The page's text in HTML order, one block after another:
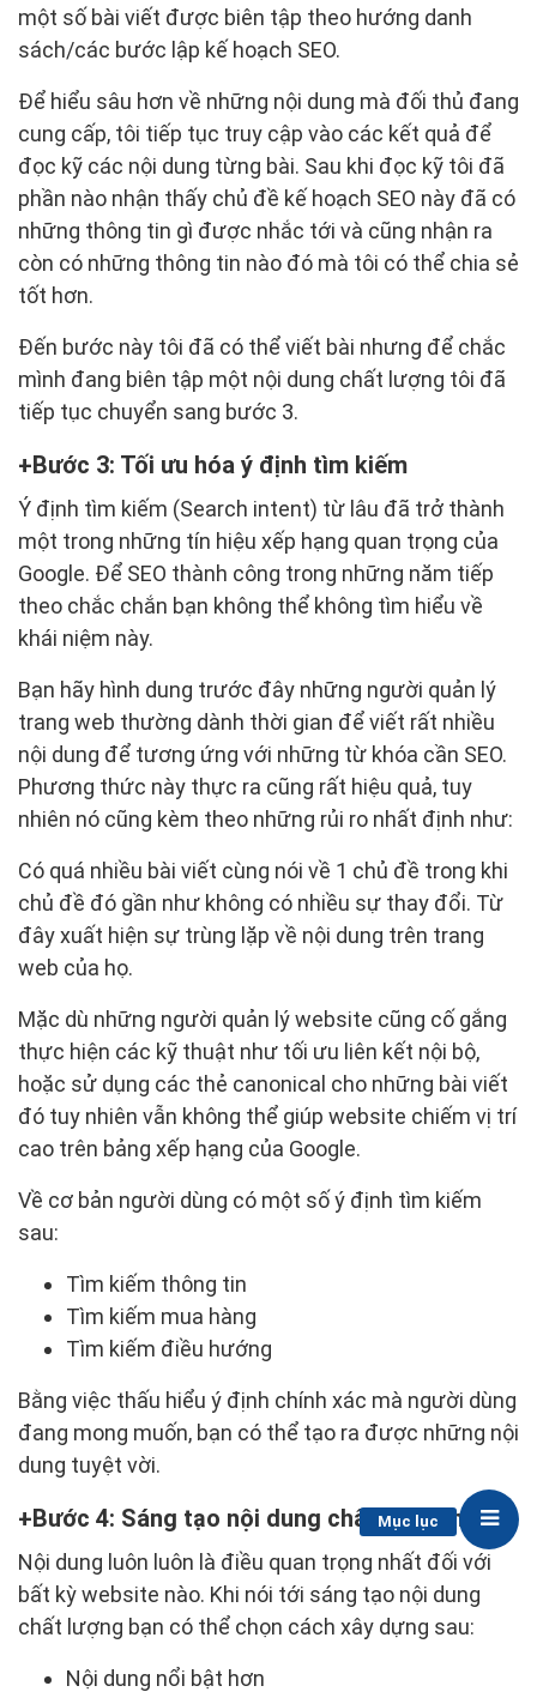
Mục lục
một số bài viết được biên tập theo hướng danh
sách/các bước lập kế hoạch SEO.
Để hiểu sâu hơn về những nội dung mà đối thủ đang
cung cấp, tôi tiếp tục truy cập vào các kết quả để
đọc kỹ các nội dung từng bài. Sau khi đọc kỹ tôi đã
phần nào nhận thấy chủ đề kế hoạch SEO này đã có
những thông tin gì được nhắc tới và cũng nhận ra
còn có những thông tin nào đó mà tôi có thể chia sẻ
tốt hơn.
Đến bước này tôi đã có thể viết bài nhưng để chắc
mình đang biên tập một nội dung chất lượng tôi đã
tiếp tục chuyển sang bước 3.
Bước 3: Tối ưu hóa ý định tìm kiếm
Ý định tìm kiếm (Search intent) từ lâu đã trở thành
một trong những tín hiệu xếp hạng quan trọng của
Google. Để SEO thành công trong những năm tiếp
theo chắc chắn bạn không thể không tìm hiểu về
khái niệm này.
Bạn hãy hình dung trước đây những người quản lý
trang web thường dành thời gian để viết rất nhiều
nội dung để tương ứng với những từ khóa cần SEO.
Phương thức này thực ra cũng rất hiệu quả, tuy
nhiên nó cũng kèm theo những rủi ro nhất định như:
Có quá nhiều bài viết cùng nói về 1 chủ đề trong khi
chủ đề đó gần như không có nhiều sự thay đổi. Từ
đây xuất hiện sự trùng lặp về nội dung trên trang
web của họ.
Mặc dù những người quản lý website cũng cố gắng
thực hiện các kỹ thuật như tối ưu liên kết nội bộ,
hoặc sử dụng các thẻ canonical cho những bài viết
đó tuy nhiên vẫn không thể giúp website chiếm vị trí
cao trên bảng xếp hạng của Google.
Về cơ bản người dùng có một số ý định tìm kiếm
sau:
Tìm kiếm thông tin
Tìm kiếm mua hàng
Tìm kiếm điều hướng
Bằng việc thấu hiểu ý định chính xác mà người dùng
đang mong muốn, bạn có thể tạo ra được những nội
dung tuyệt vời.
Bước 4: Sáng tạo nội dung chất lượng hơn
Nội dung luôn luôn là điều quan trọng nhất đối với
bất kỳ website nào. Khi nói tới sáng tạo nội dung
chất lượng bạn có thể chọn cách xây dựng sau:
Nội dung nổi bật hơn